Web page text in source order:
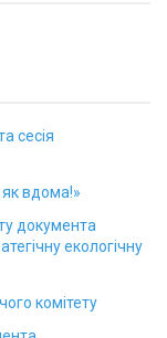
сесія
вдома!»
документа
екологічну
комітету